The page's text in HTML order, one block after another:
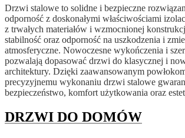
Drzwi stalowe to solidne i bezpieczne
odporność z doskonałymi właściwościami
z trwałych materiałów i wzmocnionej
stabilność oraz odporność na uszkodzenia i
atmosferyczne. Nowoczesne wykończenia i
pozwalają dopasować drzwi do klasycznej i
architektury. Dzięki zaawansowanym
precyzyjnemu wykonaniu drzwi stalowe
bezpieczeństwo, komfort użytkowania oraz
DRZWI DO DOMÓW